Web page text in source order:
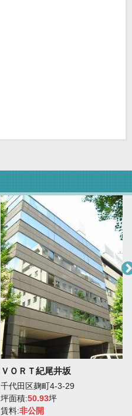
ＶＯＲＴ紀尾井坂
千代田区麹町4-3-29
坪面積:50.93坪
賃料:非公開